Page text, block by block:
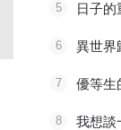
096 太子血亲
天官赐福
5 日子的
6
7 優等生
8 我想談